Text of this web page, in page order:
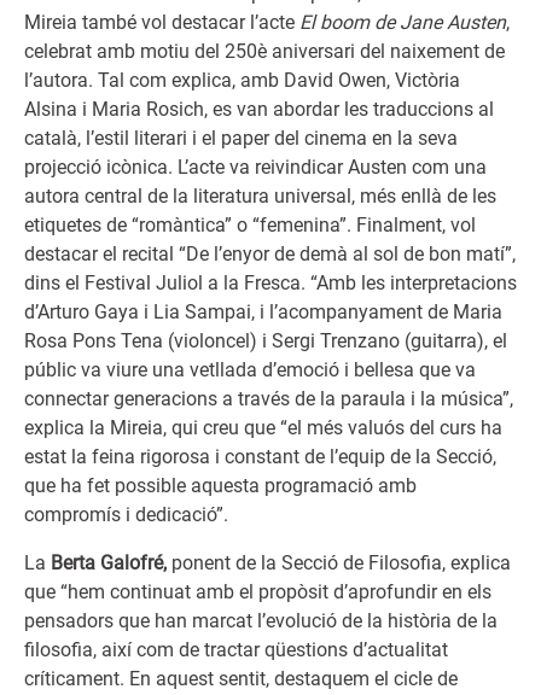
Mireia també vol destacar l’acte El boom de Jane Austen,
celebrat amb motiu del 250è aniversari del naixement de
l’autora. Tal com explica, amb David Owen, Victòria
Alsina i Maria Rosich, es van abordar les traduccions al
català, l’estil literari i el paper del cinema en la seva
projecció icònica. L’acte va reivindicar Austen com una
autora central de la literatura universal, més enllà de les
etiquetes de “romàntica” o “femenina”. Finalment, vol
destacar el recital “De l’enyor de demà al sol de bon matí”,
dins el Festival Juliol a la Fresca. “Amb les interpretacions
d’Arturo Gaya i Lia Sampai, i l’acompanyament de Maria
Rosa Pons Tena (violoncel) i Sergi Trenzano (guitarra), el
públic va viure una vetllada d’emoció i bellesa que va
connectar generacions a través de la paraula i la música”,
explica la Mireia, qui creu que “el més valuós del curs ha
estat la feina rigorosa i constant de l’equip de la Secció,
que ha fet possible aquesta programació amb
compromís i dedicació”.
La Berta Galofré, ponent de la Secció de Filosofia, explica
que “hem continuat amb el propòsit d’aprofundir en els
pensadors que han marcat l’evolució de la història de la
filosofia, així com de tractar qüestions d’actualitat
críticament. En aquest sentit, destaquem el cicle de